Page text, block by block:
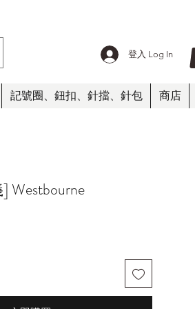
登入 Log In
記號圈、鈕扣、針擋、針包 商店
Westbourne